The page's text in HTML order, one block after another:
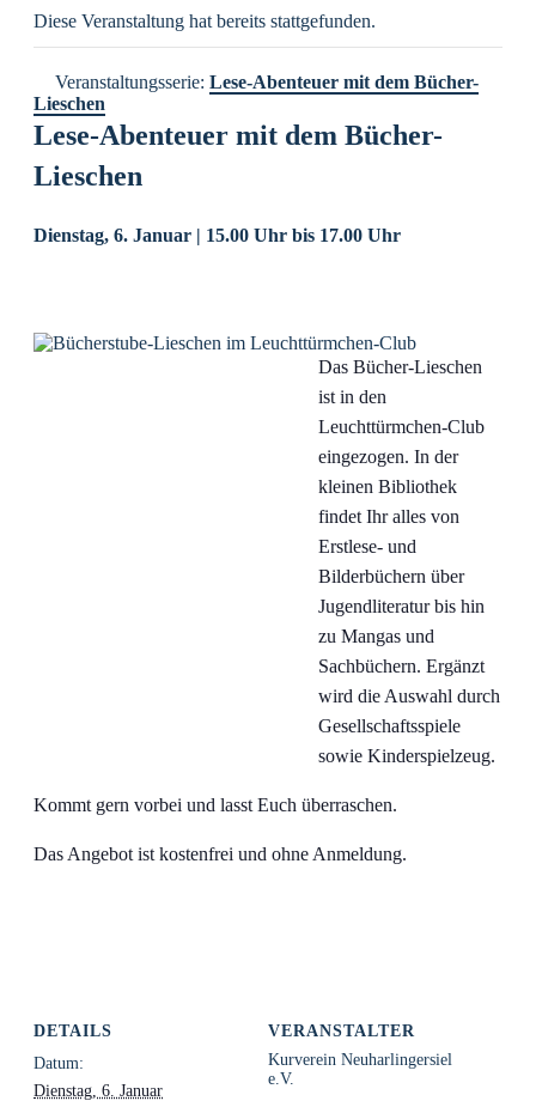
Diese Veranstaltung hat bereits stattgefunden.
Veranstaltungsserie: Lese-Abenteuer mit dem Bücher-
Lieschen
Lese-Abenteuer mit dem Bücher-
Lieschen
Dienstag, 6. Januar | 15.00 Uhr bis 17.00 Uhr
Das Bücher-Lieschen
ist in den
Leuchttürmchen-Club
eingezogen. In der
kleinen Bibliothek
findet Ihr alles von
Erstlese- und
Bilderbüchern über
Jugendliteratur bis hin
zu Mangas und
Sachbüchern. Ergänzt
wird die Auswahl durch
Gesellschaftsspiele
sowie Kinderspielzeug.
Kommt gern vorbei und lasst Euch überraschen.
Das Angebot ist kostenfrei und ohne Anmeldung.
DETAILS
Datum:
Dienstag, 6. Januar
VERANSTALTER
Kurverein Neuharlingersiel
e.V.